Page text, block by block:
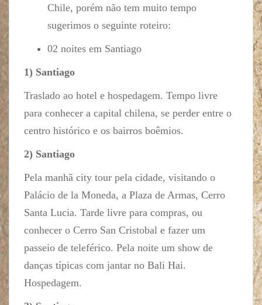
Chile, porém não tem muito tempo
sugerimos o seguinte roteiro:
02 noites em Santiago
1) Santiago
Traslado ao hotel e hospedagem. Tempo livre
para conhecer a capital chilena, se perder entre o
centro histórico e os bairros boêmios.
2) Santiago
Pela manhã city tour pela cidade, visitando o
Palácio de la Moneda, a Plaza de Armas, Cerro
Santa Lucia. Tarde livre para compras, ou
conhecer o Cerro San Cristobal e fazer um
passeio de teleférico. Pela noite um show de
danças típicas com jantar no Bali Hai.
Hospedagem.